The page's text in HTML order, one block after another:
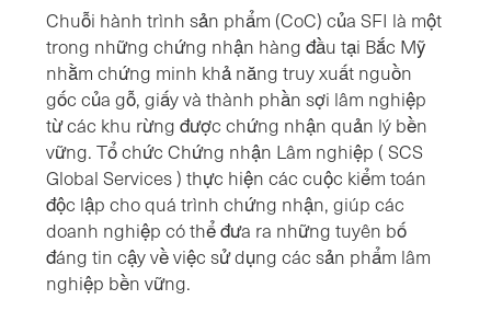
Chuỗi hành trình sản phẩm (CoC) của SFI là một
trong những chứng nhận hàng đầu tại Bắc Mỹ
nhằm chứng minh khả năng truy xuất nguồn
gốc của gỗ, giấy và thành phần sợi lâm nghiệp
từ các khu rừng được chứng nhận quản lý bền
vững. Tổ chức Chứng nhận Lâm nghiệp ( SCS
Global Services ) thực hiện các cuộc kiểm toán
độc lập cho quá trình chứng nhận, giúp các
doanh nghiệp có thể đưa ra những tuyên bố
đáng tin cậy về việc sử dụng các sản phẩm lâm
nghiệp bền vững.